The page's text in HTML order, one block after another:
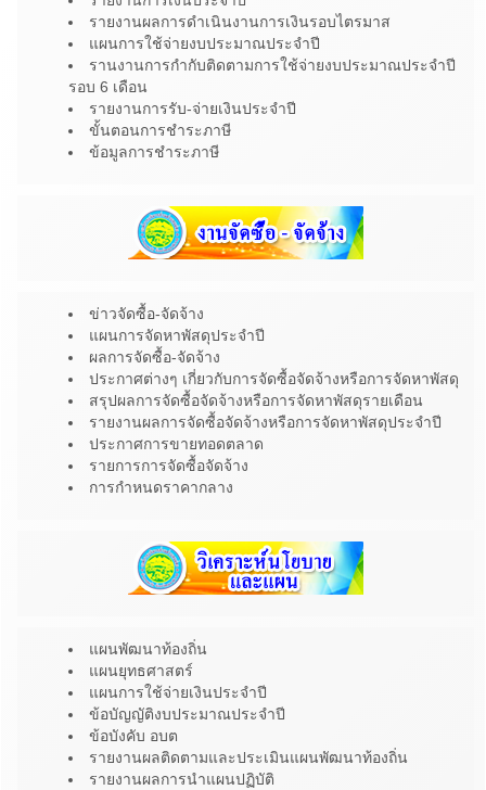
รายงานผลการดำเนินงานการเงินรอบไตรมาส
แผนการใช้จ่ายงบประมาณประจำปี
รานงานการกำกับติดตามการใช้จ่ายงบประมาณประจำปี
รอบ 6 เดือน
รายงานการรับ-จ่ายเงินประจำปี
ขั้นตอนการชำระภาษี
ข้อมูลการชำระภาษี
ข่าวจัดซื้อ-จัดจ้าง
แผนการจัดหาพัสดุประจำปี
ผลการจัดซื้อ-จัดจ้าง
ประกาศต่างๆ เกี่ยวกับการจัดซื้อจัดจ้างหรือการจัดหาพัสดุ
สรุปผลการจัดซื้อจัดจ้างหรือการจัดหาพัสดุรายเดือน
รายงานผลการจัดซื้อจัดจ้างหรือการจัดหาพัสดุประจำปี
ประกาศการขายทอดตลาด
รายการการจัดซื้อจัดจ้าง
การกำหนดราคากลาง
แผนพัฒนาท้องถิ่น
แผนยุทธศาสตร์
แผนการใช้จ่ายเงินประจำปี
ข้อบัญญัติงบประมาณประจำปี
ข้อบังคับ อบต
รายงานผลติดตามและประเมินแผนพัฒนาท้องถิ่น
รายงานผลการนำแผนปฏิบัติ